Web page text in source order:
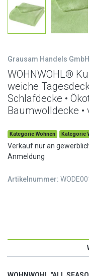
Grausam Handels GmbH
WOHNWOHL®
weiche
Schlafdecke •
Baumwolldecke •
Kategorie Wohnen Kategorie
Verkauf nur an
Anmeldung
Artikelnummer: